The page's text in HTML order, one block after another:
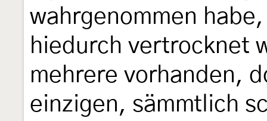
wahrgenommen
hiedurch vertrocknet
mehrere vorhanden,
einzigen, sämmtlich